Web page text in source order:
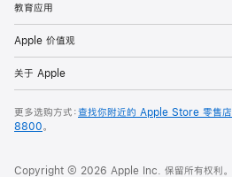
教育应用
Apple 价值观
关于 Apple
更多选购方式：查找你附近的 Apple Store 零售店
8800。
Copyright © 2026 Apple Inc. 保留所有权利。